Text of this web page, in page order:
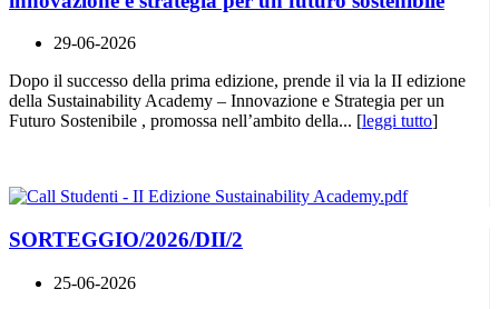
29-06-2026
Dopo il successo della prima edizione, prende il via la II edizione
della Sustainability Academy – Innovazione e Strategia per un
Futuro Sostenibile , promossa nell’ambito della... [leggi tutto]
SORTEGGIO/2026/DII/2
25-06-2026